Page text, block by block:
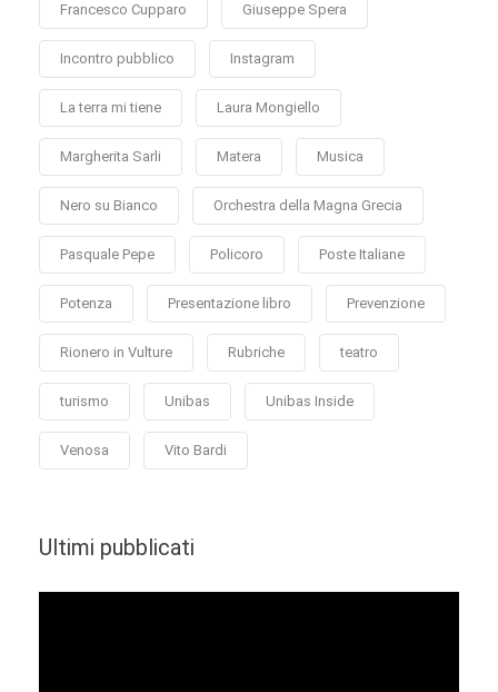
Francesco Cupparo Giuseppe Spera
Incontro pubblico Instagram
La terra mi tiene Laura Mongiello
Margherita Sarli Matera Musica
Nero su Bianco Orchestra della Magna Grecia
Pasquale Pepe Policoro Poste Italiane
Potenza Presentazione libro Prevenzione
Rionero in Vulture Rubriche teatro
turismo Unibas Unibas Inside
Venosa Vito Bardi
Ultimi pubblicati